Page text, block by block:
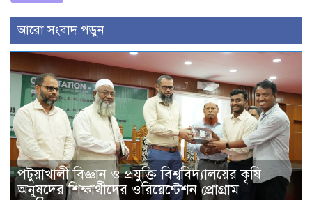
আরো সংবাদ পড়ুন
পটুয়াখালী বিজ্ঞান ও প্রযুক্তি বিশ্ববিদ্যালয়ের কৃষি
অনুষদের শিক্ষার্থীদের ওরিয়েন্টেশন প্রোগ্রাম